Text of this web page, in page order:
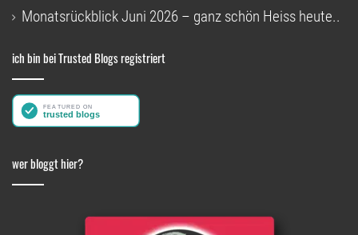
Monatsrückblick Juni 2026 – ganz schön Heiss heute..
ich bin bei Trusted Blogs registriert
wer bloggt hier?